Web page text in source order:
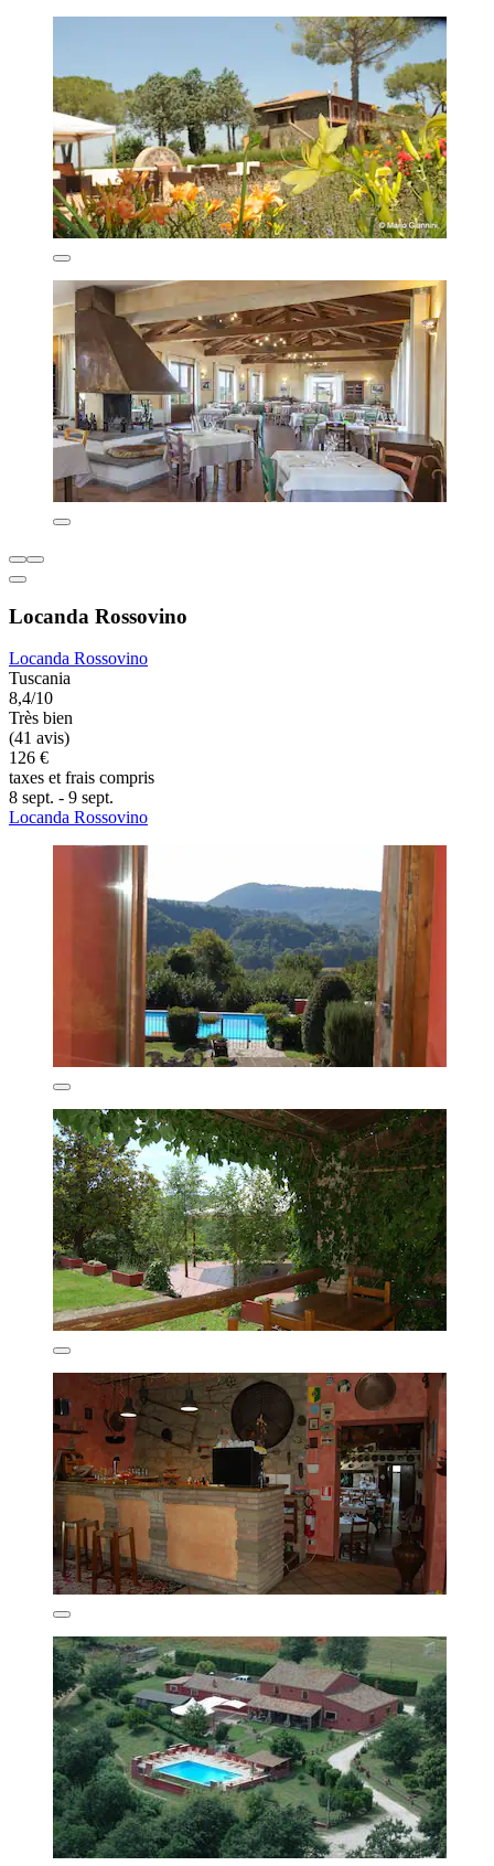
Locanda Rossovino
Locanda Rossovino
Tuscania
8,4/10
Très bien
(41 avis)
126 €
taxes et frais compris
8 sept. - 9 sept.
Locanda Rossovino